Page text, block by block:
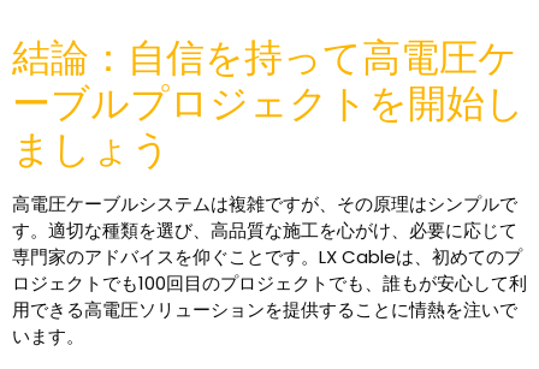
結論：自信を持って高電圧ケ
ーブルプロジェクトを開始し
ましょう
高電圧ケーブルシステムは複雑ですが、その原理はシンプルで
す。適切な種類を選び、高品質な施工を心がけ、必要に応じて
専門家のアドバイスを仰ぐことです。LX Cableは、初めてのプ
ロジェクトでも100回目のプロジェクトでも、誰もが安心して利
用できる高電圧ソリューションを提供することに情熱を注いで
います。